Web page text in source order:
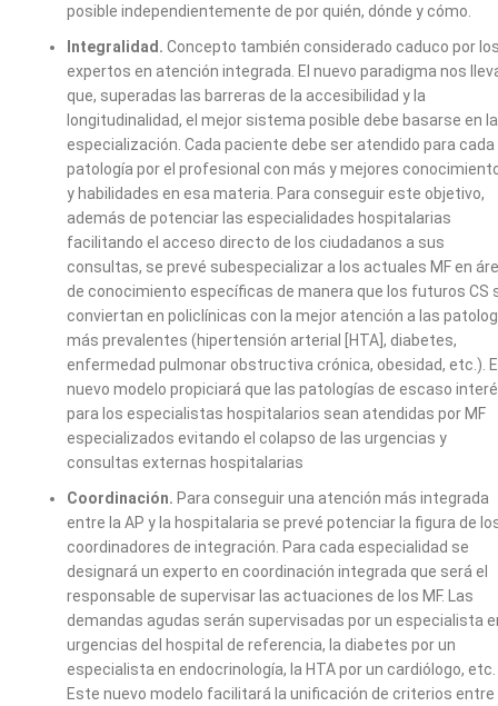
posible independientemente de por quién, dónde y cómo.
Integralidad. Concepto también considerado caduco por
expertos en atención integrada. El nuevo paradigma nos
que, superadas las barreras de la accesibilidad y la
longitudinalidad, el mejor sistema posible debe basarse en la
especialización. Cada paciente debe ser atendido para cada
patología por el profesional con más y mejores
y habilidades en esa materia. Para conseguir este objetivo,
además de potenciar las especialidades hospitalarias
facilitando el acceso directo de los ciudadanos a sus
consultas, se prevé subespecializar a los actuales MF en
de conocimiento específicas de manera que los futuros CS
conviertan en policlínicas con la mejor atención a las
más prevalentes (hipertensión arterial [HTA], diabetes,
enfermedad pulmonar obstructiva crónica, obesidad, etc.).
nuevo modelo propiciará que las patologías de escaso
para los especialistas hospitalarios sean atendidas por MF
especializados evitando el colapso de las urgencias y
consultas externas hospitalarias
Coordinación. Para conseguir una atención más integrada
entre la AP y la hospitalaria se prevé potenciar la figura de
coordinadores de integración. Para cada especialidad se
designará un experto en coordinación integrada que será el
responsable de supervisar las actuaciones de los MF. Las
demandas agudas serán supervisadas por un especialista
urgencias del hospital de referencia, la diabetes por un
especialista en endocrinología, la HTA por un cardiólogo, etc.
Este nuevo modelo facilitará la unificación de criterios entre